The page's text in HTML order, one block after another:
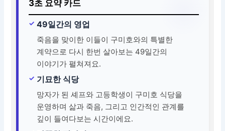
3초 요약 카드
49일간의 영업
죽음을 맞이한 이들이 구미호와의 특별한
계약으로 다시 한번 살아보는 49일간의
이야기가 펼쳐져요.
기묘한 식당
망자가 된 셰프와 고등학생이 구미호 식당을
운영하며 삶과 죽음, 그리고 인간적인 관계를
깊이 들여다보는 시간이에요.